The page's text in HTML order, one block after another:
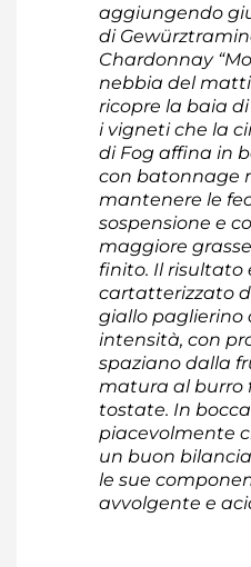
aggiungendo
di
Chardonnay
nebbia del
ricopre la baia
i vigneti che la
di Fog affina in
con batonnage
mantenere le
sospensione e
maggiore
finito. Il risultato
cartatterizzato
giallo paglierino
intensità, con
spaziano dalla
matura al burro
tostate. In
piacevolmente
un buon
le sue
avvolgente e